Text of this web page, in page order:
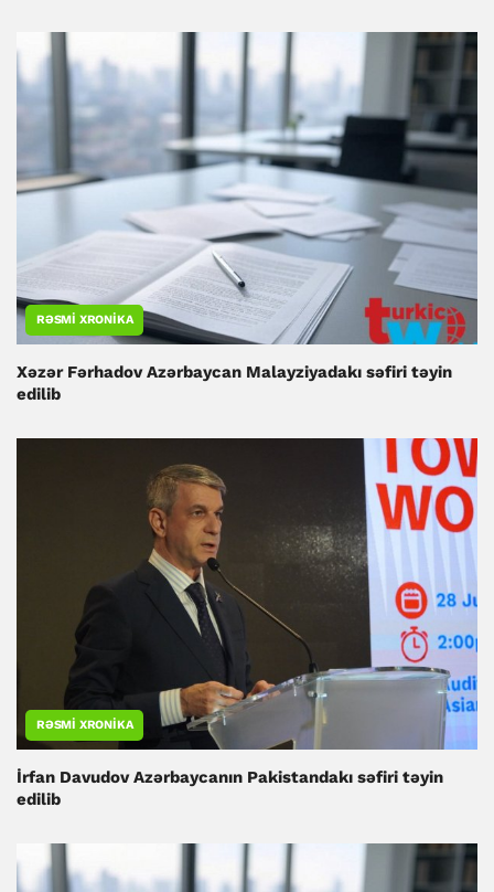
RƏSMI XRONIKA
Xəzər Fərhadov Azərbaycan Malayziyadakı səfiri təyin
edilib
RƏSMI XRONIKA
İrfan Davudov Azərbaycanın Pakistandakı səfiri təyin
edilib